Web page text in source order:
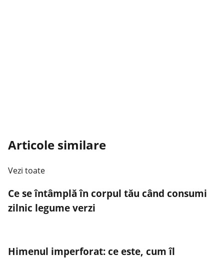
Articole similare
Vezi toate
Ce se întâmplă în corpul tău când consumi
zilnic legume verzi
Himenul imperforat: ce este, cum îl